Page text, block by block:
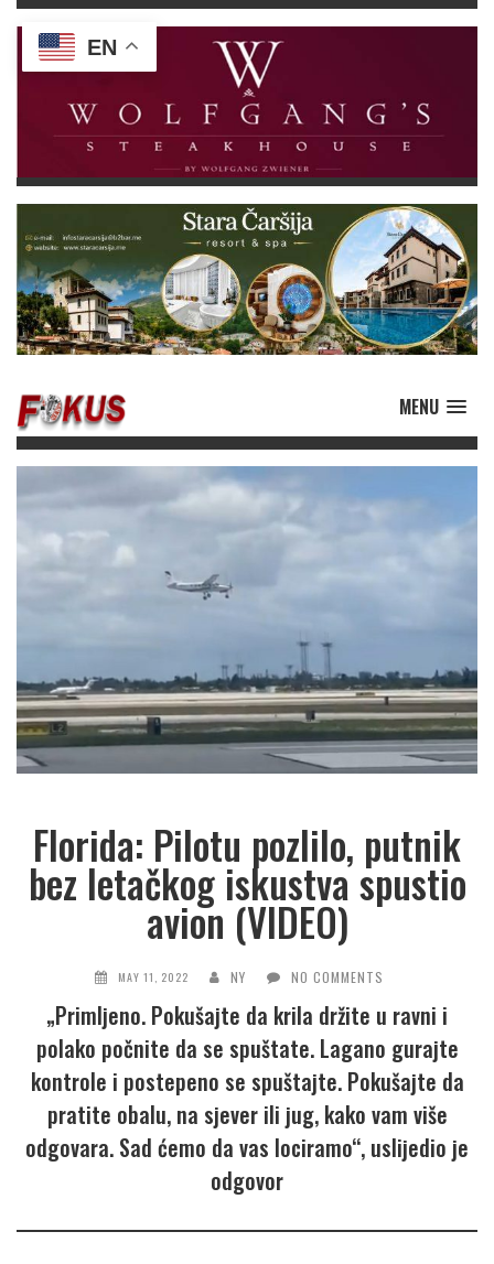
MENU
Florida: Pilotu pozlilo, putnik
bez letačkog iskustva spustio
avion (VIDEO)
MAY 11, 2022 NY NO COMMENTS
„Primljeno. Pokušajte da krila držite u ravni i
polako počnite da se spuštate. Lagano gurajte
kontrole i postepeno se spuštajte. Pokušajte da
pratite obalu, na sjever ili jug, kako vam više
odgovara. Sad ćemo da vas lociramo“, uslijedio je
odgovor
EN